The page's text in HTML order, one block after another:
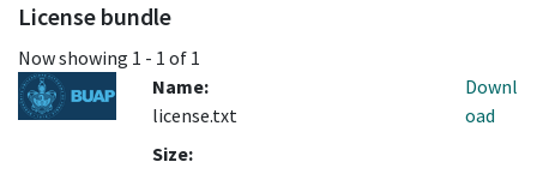
License bundle
Now showing 1 - 1 of 1
Name:
license.txt
Size:
Downl
oad